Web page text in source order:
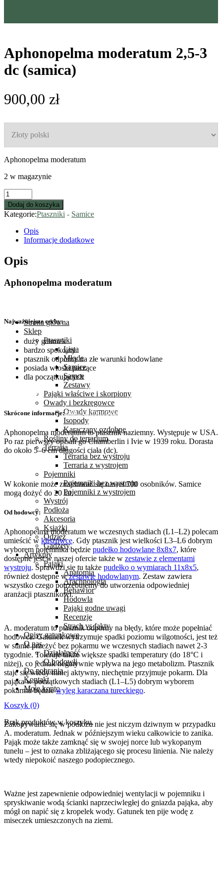
Strona główna
Sklep
Ptaszniki
Lista
Młode
Samice
Samce
Zestawy
Pająki właściwe i skorpiony
Owady i bezkręgowce
Owady karmowe
Isopody
Karaczany ozdobne
Rośliny do terrarium
Terraria
Terraria bez wystroju
Terraria z wystrojem
Pojemniki
Pojemniki bez wystroju
Pojemniki z wystrojem
Wystrój
Podłoża
Akcesoria
Książki
Odzież
Gadżety
Artykuły
Pająki
Anatomia
Arachnologia
Behawior
Hodowla
Pająki godne uwagi
Recenzje
Strach vs fakty
Opisy gatunkowe
O nas
Działalność
O hodowli
Do pobrania
Kontakt
Moje konto
Koszyk (0)
Brak produktów w koszyku.
Sklep
Strona GłównaPtasznikiAphonopelma moderatum 2,5-3 dc (samica)
Aphonopelma moderatum 2,5-3
dc (samica)
900,00 zł
Aphonopelma moderatum
2 w magazynie
Aphonopelma
moderatum
2,5-
3
(samica)
Dodaj do koszyka
Kategorie:Ptaszniki - Samice
Opis
Informacje dodatkowe
Opis
Aphonopelma moderatum
Najważniejsze cechy:
duży gatunek
bardzo spokojny
ptasznik odporny na złe warunki hodowlane
posiada włoski parzące
dla początkujących
Skrócone informacje:
Aphonopelma moderatum to ptasznik naziemny. Występuje w USA.
Po raz pierwszy opisali go Chamberlin i Ivie w 1939 roku. Dorasta
do około 5–6 cm długości ciała (dc).
W kokonie może znajdować się nawet 700 osobników. Samice
mogą dożyć do 20 lat.
Od hodowcy:
Aphonopelma moderatum we wczesnych stadiach (L1–L2) polecam
umieścić w kliszówce. Gdy ptasznik jest wielkości L3–L6 dobrym
wyborem pojemnika będzie pudełko hodowlane 8x8x7, które
dostępne jest w naszej ofercie także w zestawie z elementami
wystroju. Sprawdzi się tu także pudełko o wymiarach 11x8x5,
również dostępne wzestawie hodowlanym. Zestaw zawiera
wszystko czego potrzebujemy do utworzenia odpowiedniej
aranżacji ptasznikowi.
A. moderatum to ptasznik odporny na błędy, które może popełniać
hodowca. Gatunek wytrzymuje spadki poziomu wilgotności, jest też
w stanie przeżyć bez pokarmu we wczesnych stadiach nawet 2-3
tygodnie. Toleruje także większe spadki temperatury (do 18°C i
niżej), co jednak negatywnie wpływa na jego metabolizm. Ptasznik
staje się wtedy mniej aktywny, niechętnie przyjmuje pokarm. Dla
pająka w początkowych stadiach (L1–L5) dobrym wyborem
pokarmu będziewylęg karaczana tureckiego.
Zakopywanie się w podłożu nie jest niczym dziwnym w przypadku
A. moderatum. Jednak w późniejszym wieku całkowicie to zanika.
Pająk może także zamknąć się w swojej norce lub wykopanym
tunelu – jest to oznaka zbliżającego się procesu linienia. Nie należy
wtedy niepokoić naszego podopiecznego.
Ważne jest zapewnienie odpowiedniej wentylacji w pojemniku i
spryskiwanie wodą ścianki naprzeciwległej do gniazda pająka, aby
mógł on napić się z kropelek wody. Gatunek ten pije wodę z
miseczek umieszczonych na ziemi.